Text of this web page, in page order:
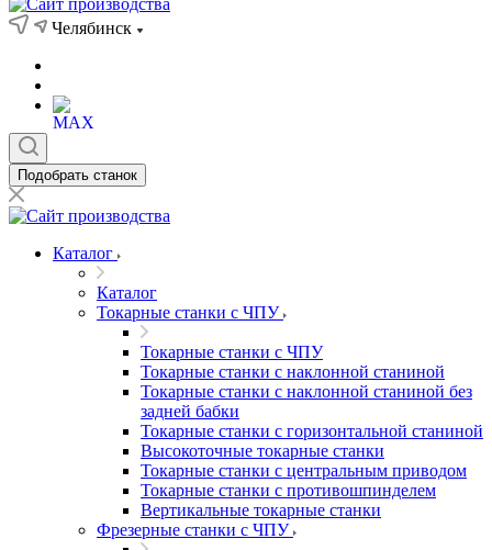
Челябинск
Подобрать станок
Каталог
Каталог
Токарные станки с ЧПУ
Токарные станки с ЧПУ
Токарные станки с наклонной станиной
Токарные станки с наклонной станиной без
задней бабки
Токарные станки с горизонтальной станиной
Высокоточные токарные станки
Токарные станки с центральным приводом
Токарные станки с противошпинделем
Вертикальные токарные станки
Фрезерные станки с ЧПУ